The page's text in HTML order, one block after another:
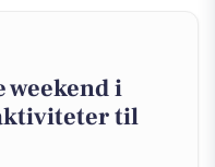
weekend i
til